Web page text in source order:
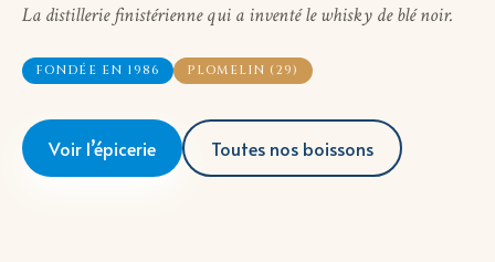
La distillerie finistérienne qui a inventé le whisky de blé noir.
FONDÉE EN 1986 PLOMELIN (29)
Voir l’épicerie Toutes nos boissons